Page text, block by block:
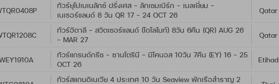
ทัวร์ยุโปเบเนลักซ์ ฝรั่งเศส - ลักเซมเบิร์ก - เบลเยี่ยม -
เนเธอร์แลนด์ 8 วัน QR 17 - 24 OCT 26
ทัวร์อิตาลี – สวิตเซอร์แลนด์ (โดโลไมท์) 8วัน 6คืน (QR) AUG 26
- MAR 27
ทัวร์แกรนด์กรีซ - ซานโตรินี - มิโคนอส 10วัน 7คืน (EY) 16 - 25
OCT 26
ทัวร์สแกนดิเนเวีย 4 ประเทศ 10 วัน Seaview พักเรือสำราญ 2